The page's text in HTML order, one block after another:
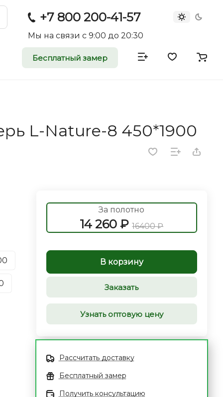
+7 800 200-41-57
Мы на связи с 9:00 до 20:30
Бесплатный замер
L-Nature-8 450*1900
За полотно
14 260 ₽ 16400 ₽
В корзину
Заказать
Узнать оптовую цену
Рассчитать доставку
Бесплатный замер
Получить консультацию
и
приглашает к